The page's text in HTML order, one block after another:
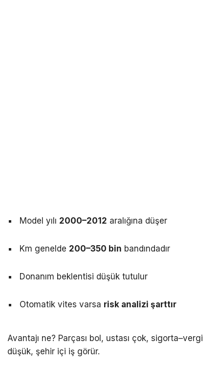
Model yılı 2000–2012 aralığına düşer
Km genelde 200–350 bin bandındadır
Donanım beklentisi düşük tutulur
Otomatik vites varsa risk analizi şarttır
Avantajı ne? Parçası bol, ustası çok, sigorta–vergi
düşük, şehir içi iş görür.